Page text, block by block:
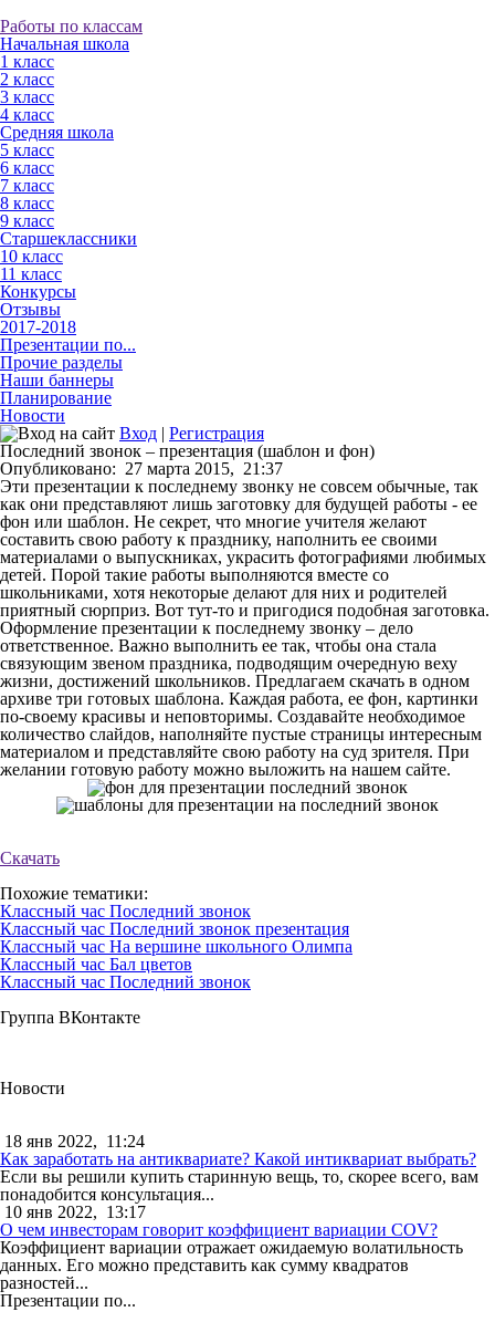
Работы по классам
Начальная школа
1 класс
2 класс
3 класс
4 класс
Средняя школа
5 класс
6 класс
7 класс
8 класс
9 класс
Старшеклассники
10 класс
11 класс
Конкурсы
Отзывы
2017-2018
Презентации по...
Прочие разделы
Наши баннеры
Планирование
Новости
Вход | Регистрация
Последний звонок – презентация (шаблон и фон)
Опубликовано: 27 марта 2015, 21:37
Эти презентации к последнему звонку не совсем обычные, так
как они представляют лишь заготовку для будущей работы - ее
фон или шаблон. Не секрет, что многие учителя желают
составить свою работу к празднику, наполнить ее своими
материалами о выпускниках, украсить фотографиями любимых
детей. Порой такие работы выполняются вместе со
школьниками, хотя некоторые делают для них и родителей
приятный сюрприз. Вот тут-то и пригодися подобная заготовка.
Оформление презентации к последнему звонку – дело
ответственное. Важно выполнить ее так, чтобы она стала
связующим звеном праздника, подводящим очередную веху
жизни, достижений школьников. Предлагаем скачать в одном
архиве три готовых шаблона. Каждая работа, ее фон, картинки
по-своему красивы и неповторимы. Создавайте необходимое
количество слайдов, наполняйте пустые страницы интересным
материалом и представляйте свою работу на суд зрителя. При
желании готовую работу можно выложить на нашем сайте.
Скачать
Похожие тематики:
Классный час Последний звонок
Классный час Последний звонок презентация
Классный час На вершине школьного Олимпа
Классный час Бал цветов
Классный час Последний звонок
Группа ВКонтакте
Новости
18 янв 2022, 11:24
Как заработать на антиквариате? Какой интиквариат выбрать?
Если вы решили купить старинную вещь, то, скорее всего, вам
понадобится консультация...
10 янв 2022, 13:17
О чем инвесторам говорит коэффициент вариации COV?
Коэффициент вариации отражает ожидаемую волатильность
данных. Его можно представить как сумму квадратов
разностей...
Презентации по...